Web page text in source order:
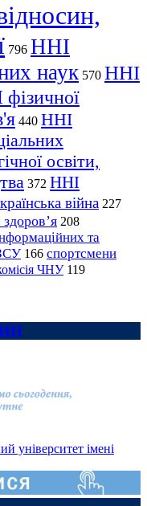
796 ННІ
наук 570 ННІ
440 ННІ
освіти,
372 ННІ
війна 227
208
та
166 спортсмени
ЧНУ 119
університет імені